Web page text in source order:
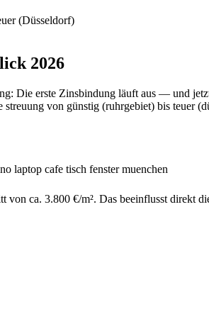
(Düsseldorf)
2026
Die erste Zinsbindung läuft aus — und
von günstig (ruhrgebiet) bis teuer
ca. 3.800 €/m². Das beeinflusst direkt